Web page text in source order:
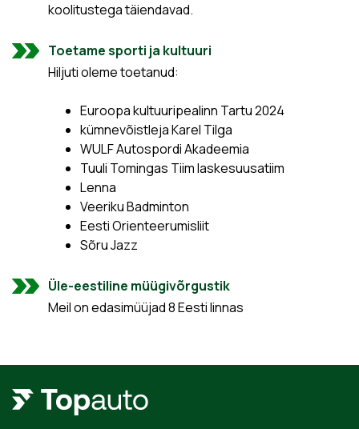
koolitustega täiendavad.
Toetame sporti ja kultuuri
Hiljuti oleme toetanud:
Euroopa kultuuripealinn Tartu 2024
kümnevõistleja Karel Tilga
WULF Autospordi Akadeemia
Tuuli Tomingas Tiim laskesuusatiim
Lenna
Veeriku Badminton
Eesti Orienteerumisliit
Sõru Jazz
Üle-eestiline müügivõrgustik
Meil on edasimüüjad 8 Eesti linnas